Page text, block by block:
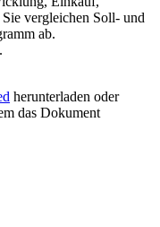
vergleichen Soll- und
ab.
herunterladen oder
das Dokument